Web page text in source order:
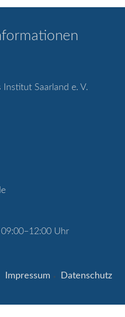
Saarland e. V.
Uhr
Impressum Datenschutz